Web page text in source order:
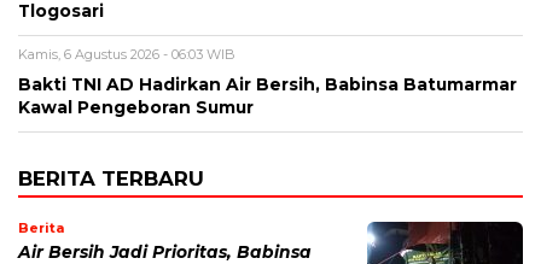
Tlogosari
Kamis, 6 Agustus 2026 - 06:03 WIB
Bakti TNI AD Hadirkan Air Bersih, Babinsa Batumarmar
Kawal Pengeboran Sumur
BERITA TERBARU
Berita
Air Bersih Jadi Prioritas, Babinsa